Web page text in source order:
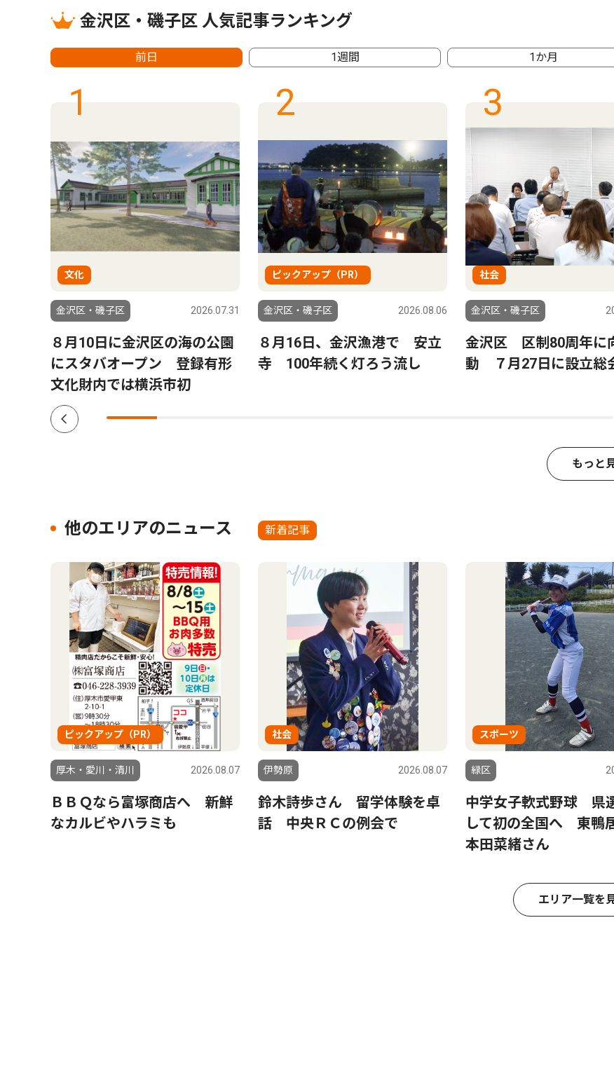
金沢区・磯子区 人気記事ランキング
前日 1週間 1か月
1
文化
金沢区・磯子区 2026.07.31
８月10日に金沢区の海の公園
にスタバオープン 登録有形
文化財内では横浜市初
2
ピックアップ（PR）
金沢区・磯子区 2026.08.06
８月16日、金沢漁港で 安立
寺 100年続く灯ろう流し
3
社会
金沢区・磯子区
金沢区 区制80周年に
動 ７月27日に設立総
もっと
他のエリアのニュース 新着記事
ピックアップ（PR）
厚木・愛川・清川 2026.08.07
ＢＢＱなら富塚商店へ 新鮮
なカルビやハラミも
社会
伊勢原 2026.08.07
鈴木詩歩さん 留学体験を卓
話 中央ＲＣの例会で
スポーツ
緑区
中学女子軟式野球 県
して初の全国へ 東鴨
本田菜緒さん
エリア一覧を